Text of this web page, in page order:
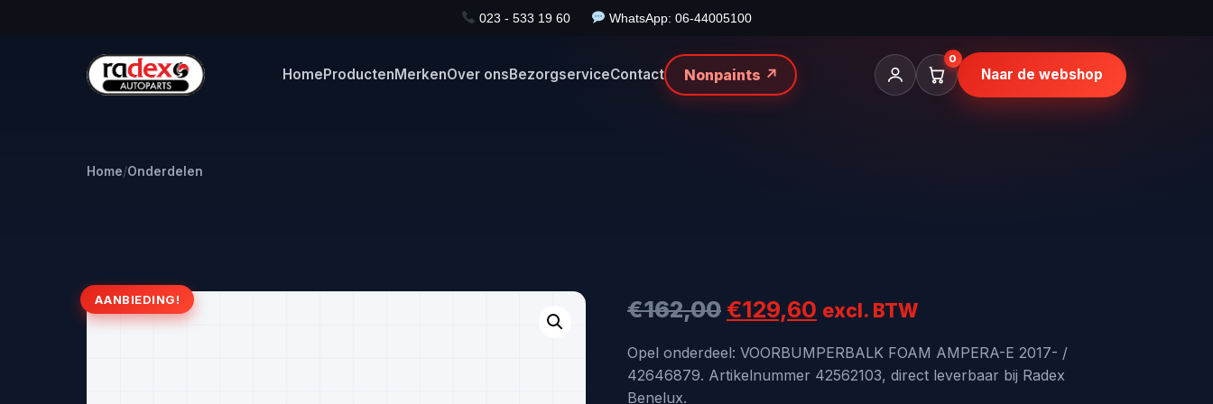
023 - 533 19 60 WhatsApp: 06-44005100
HomeProductenMerkenOver onsBezorgserviceContact Nonpaints ↗
0
Naar de webshop
Home/Onderdelen
AANBIEDING! €162,00Oorspronkelijke
prijs
was:
€129,60 Huidige
prijs
is:
excl. BTW
Opel onderdeel: VOORBUMPERBALK FOAM AMPERA-E 2017- /
42646879. Artikelnummer 42562103, direct leverbaar bij Radex
Benelux.